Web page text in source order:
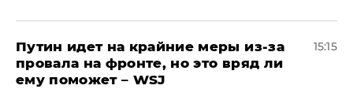
Путин идет на крайние меры из-за
провала на фронте, но это вряд ли
ему поможет – WSJ
15:15